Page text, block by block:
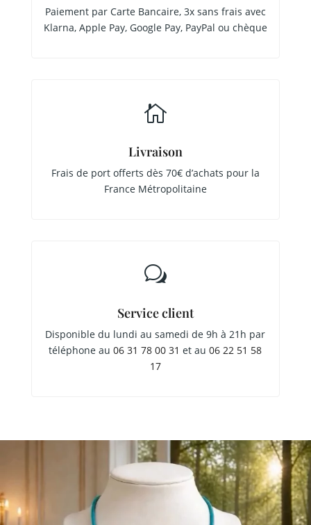
Paiement par Carte Bancaire, 3x sans frais avec
Klarna, Apple Pay, Google Pay, PayPal ou chèque

Livraison
Frais de port offerts dès 70€ d’achats pour la
France Métropolitaine
w
Service client
Disponible du lundi au samedi de 9h à 21h par
téléphone au06 31 78 00 31 et au06 22 51 58
17